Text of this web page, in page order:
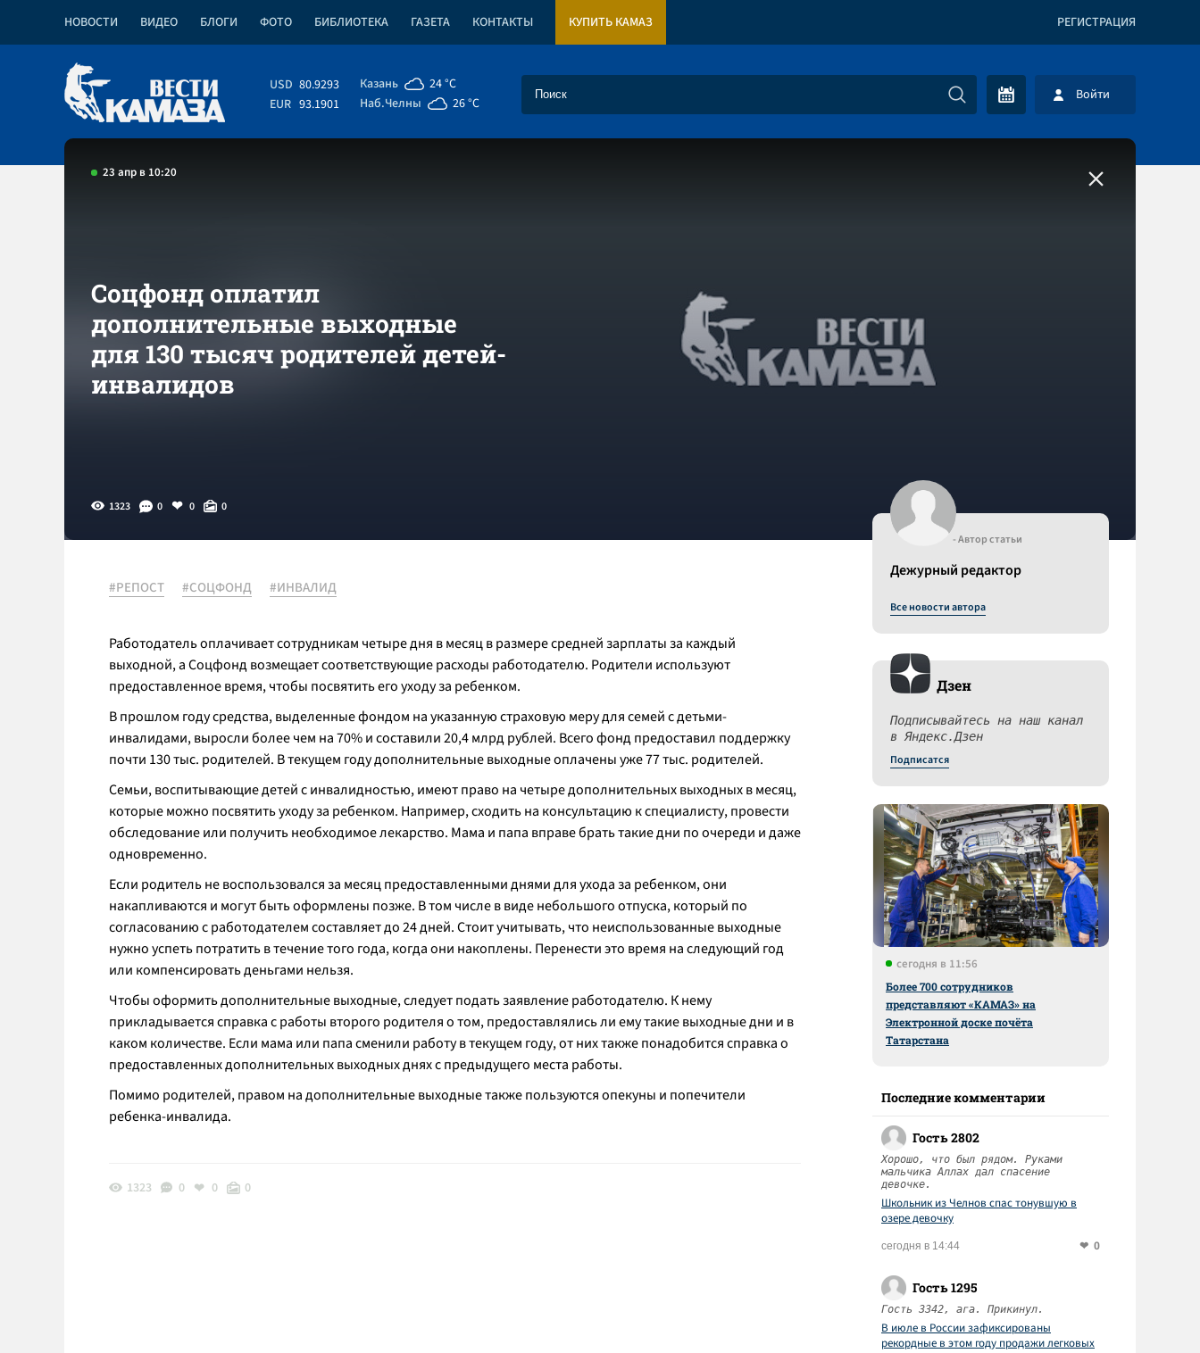
НОВОСТИ ВИДЕО БЛОГИ ФОТО БИБЛИОТЕКА ГАЗЕТА КОНТАКТЫ КУПИТЬ КАМАЗ РЕГИСТРАЦИЯ
USD 80.9293
EUR 93.1901
Казань
24 °C
Наб.Челны
26 °C Войти
23 апр в 10:20
Соцфонд оплатил
дополнительные выходные
для 130 тысяч родителей детей-
инвалидов
1323 0 0 0
#РЕПОСТ #СОЦФОНД #ИНВАЛИД
Работодатель оплачивает сотрудникам четыре дня в месяц в размере средней зарплаты за каждый
выходной, а Соцфонд возмещает соответствующие расходы работодателю. Родители используют
предоставленное время, чтобы посвятить его уходу за ребенком.
В прошлом году средства, выделенные фондом на указанную страховую меру для семей с детьми-
инвалидами, выросли более чем на 70% и составили 20,4 млрд рублей. Всего фонд предоставил поддержку
почти 130 тыс. родителей. В текущем году дополнительные выходные оплачены уже 77 тыс. родителей.
Семьи, воспитывающие детей с инвалидностью, имеют право на четыре дополнительных выходных в месяц,
которые можно посвятить уходу за ребенком. Например, сходить на консультацию к специалисту, провести
обследование или получить необходимое лекарство. Мама и папа вправе брать такие дни по очереди и даже
одновременно.
Если родитель не воспользовался за месяц предоставленными днями для ухода за ребенком, они
накапливаются и могут быть оформлены позже. В том числе в виде небольшого отпуска, который по
согласованию с работодателем составляет до 24 дней. Стоит учитывать, что неиспользованные выходные
нужно успеть потратить в течение того года, когда они накоплены. Перенести это время на следующий год
или компенсировать деньгами нельзя.
Чтобы оформить дополнительные выходные, следует подать заявление работодателю. К нему
прикладывается справка с работы второго родителя о том, предоставлялись ли ему такие выходные дни и в
каком количестве. Если мама или папа сменили работу в текущем году, от них также понадобится справка о
предоставленных дополнительных выходных днях с предыдущего места работы.
Помимо родителей, правом на дополнительные выходные также пользуются опекуны и попечители
ребенка-инвалида.
1323 0 0 0
- Автор статьи
Дежурный редактор
Все новости автора
Дзен
Подписывайтесь на наш канал
в Яндекс.Дзен
Подписатся
сегодня в 11:56
Более 700 сотрудников
представляют «КАМАЗ» на
Электронной доске почёта
Татарстана
Последние комментарии
Гость 2802
Хорошо, что был рядом. Руками
мальчика Аллах дал спасение
девочке.
Школьник из Челнов спас тонувшую в
озере девочку
сегодня в 14:44 0
Гость 1295
Гость 3342, ага. Прикинул.
В июле в России зафиксированы
рекордные в этом году продажи легковых